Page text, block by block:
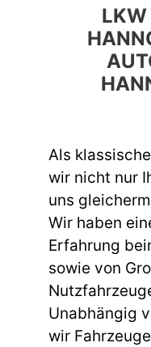
Als
wir nicht nur
uns
Wir haben
Erfahrung
sowie von
Unabhängig
wir